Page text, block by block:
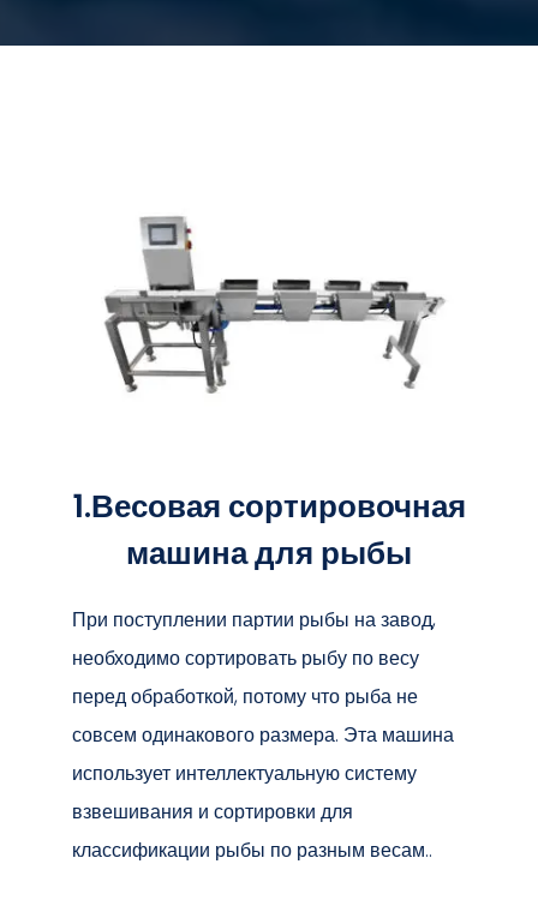
1.Весовая сортировочная
машина для рыбы
При поступлении партии рыбы на завод,
необходимо сортировать рыбу по весу
перед обработкой, потому что рыба не
совсем одинакового размера. Эта машина
использует интеллектуальную систему
взвешивания и сортировки для
классификации рыбы по разным весам..